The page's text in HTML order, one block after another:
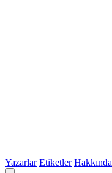
Yazarlar Etiketler Hakkında